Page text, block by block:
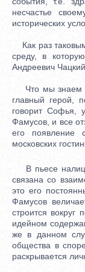
несчастье
исторических
Как раз
среду, в
Андреевич Чацкий.
Что мы знаем
главный герой,
говорит Софья,
Фамусов, и все
его появление
московских
В пьесе
связана со
это его
Фамусов
строится вокруг
идейном
же в данном
общества в
раскрывается